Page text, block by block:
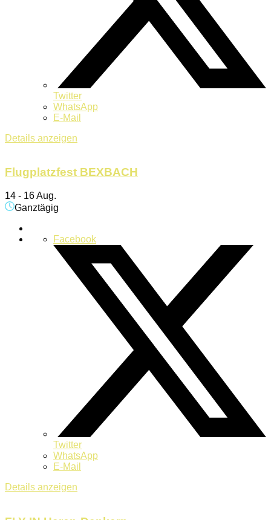
Twitter
WhatsApp
E-Mail
Details anzeigen
Flugplatzfest BEXBACH
14 - 16 Aug.
Ganztägig
Facebook
Twitter
WhatsApp
E-Mail
Details anzeigen